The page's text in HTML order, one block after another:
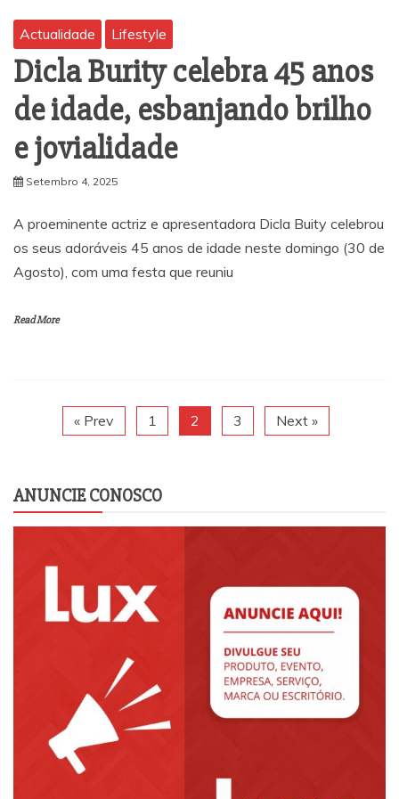
Actualidade Lifestyle
Dicla Burity celebra 45 anos
de idade, esbanjando brilho
e jovialidade
Setembro 4, 2025
A proeminente actriz e apresentadora Dicla Buity celebrou
os seus adoráveis 45 anos de idade neste domingo (30 de
Agosto), com uma festa que reuniu
Read More
« Prev 1 2 3 Next »
ANUNCIE CONOSCO